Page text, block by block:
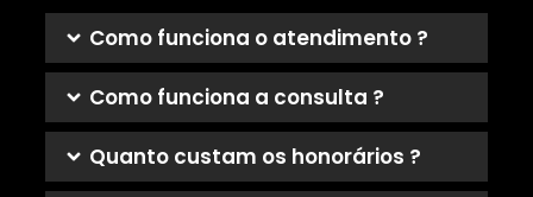
Como funciona o atendimento ?
Como funciona a consulta ?
Quanto custam os honorários ?